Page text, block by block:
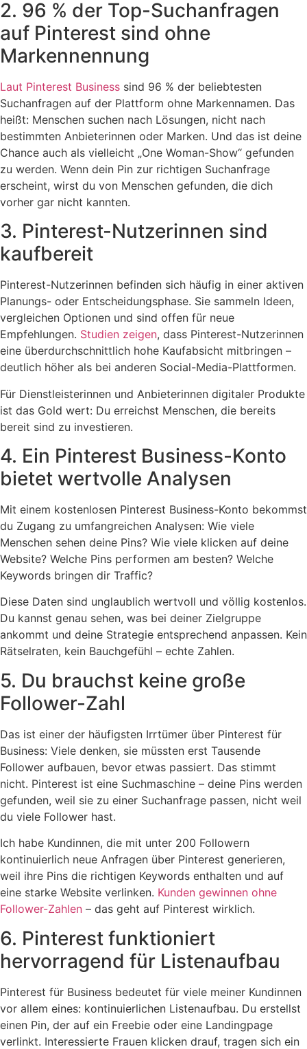
2. 96 % der Top-Suchanfragen
auf Pinterest sind ohne
Markennennung
Laut Pinterest Business sind 96 % der beliebtesten
Suchanfragen auf der Plattform ohne Markennamen. Das
heißt: Menschen suchen nach Lösungen, nicht nach
bestimmten Anbieterinnen oder Marken. Und das ist deine
Chance auch als vielleicht „One Woman-Show“ gefunden
zu werden. Wenn dein Pin zur richtigen Suchanfrage
erscheint, wirst du von Menschen gefunden, die dich
vorher gar nicht kannten.
3. Pinterest-Nutzerinnen sind
kaufbereit
Pinterest-Nutzerinnen befinden sich häufig in einer aktiven
Planungs- oder Entscheidungsphase. Sie sammeln Ideen,
vergleichen Optionen und sind offen für neue
Empfehlungen. Studien zeigen, dass Pinterest-Nutzerinnen
eine überdurchschnittlich hohe Kaufabsicht mitbringen –
deutlich höher als bei anderen Social-Media-Plattformen.
Für Dienstleisterinnen und Anbieterinnen digitaler Produkte
ist das Gold wert: Du erreichst Menschen, die bereits
bereit sind zu investieren.
4. Ein Pinterest Business-Konto
bietet wertvolle Analysen
Mit einem kostenlosen Pinterest Business-Konto bekommst
du Zugang zu umfangreichen Analysen: Wie viele
Menschen sehen deine Pins? Wie viele klicken auf deine
Website? Welche Pins performen am besten? Welche
Keywords bringen dir Traffic?
Diese Daten sind unglaublich wertvoll und völlig kostenlos.
Du kannst genau sehen, was bei deiner Zielgruppe
ankommt und deine Strategie entsprechend anpassen. Kein
Rätselraten, kein Bauchgefühl – echte Zahlen.
5. Du brauchst keine große
Follower-Zahl
Das ist einer der häufigsten Irrtümer über Pinterest für
Business: Viele denken, sie müssten erst Tausende
Follower aufbauen, bevor etwas passiert. Das stimmt
nicht. Pinterest ist eine Suchmaschine – deine Pins werden
gefunden, weil sie zu einer Suchanfrage passen, nicht weil
du viele Follower hast.
Ich habe Kundinnen, die mit unter 200 Followern
kontinuierlich neue Anfragen über Pinterest generieren,
weil ihre Pins die richtigen Keywords enthalten und auf
eine starke Website verlinken. Kunden gewinnen ohne
Follower-Zahlen – das geht auf Pinterest wirklich.
6. Pinterest funktioniert
hervorragend für Listenaufbau
Pinterest für Business bedeutet für viele meiner Kundinnen
vor allem eines: kontinuierlichen Listenaufbau. Du erstellst
einen Pin, der auf ein Freebie oder eine Landingpage
verlinkt. Interessierte Frauen klicken drauf, tragen sich ein